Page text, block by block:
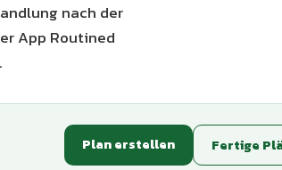
nach der
App Routined
Plan erstellen Fertige